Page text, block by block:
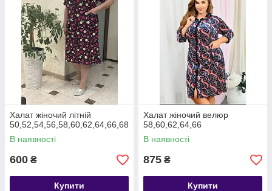
Халат жіночий літній
50,52,54,56,58,60,62,64,66,68
В наявності
600 ₴
Купити
Халат жіночий велюр
58,60,62,64,66
В наявності
875 ₴
Купити